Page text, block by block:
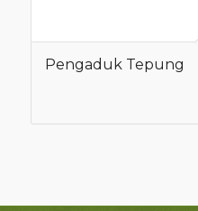
Pengaduk Tepung